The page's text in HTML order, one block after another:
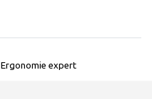
Ergonomie expert